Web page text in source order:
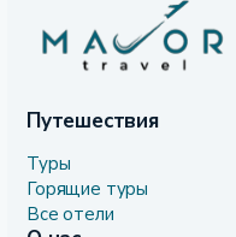
Путешествия
Туры
Горящие туры
Все отели